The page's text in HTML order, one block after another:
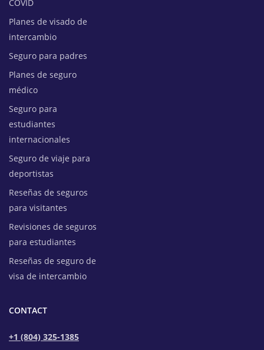
COVID
Planes de visado de
intercambio
Seguro para padres
Planes de seguro
médico
Seguro para
estudiantes
internacionales
Seguro de viaje para
deportistas
Reseñas de seguros
para visitantes
Revisiones de seguros
para estudiantes
Reseñas de seguro de
visa de intercambio
CONTACT
+1 (804) 325-1385